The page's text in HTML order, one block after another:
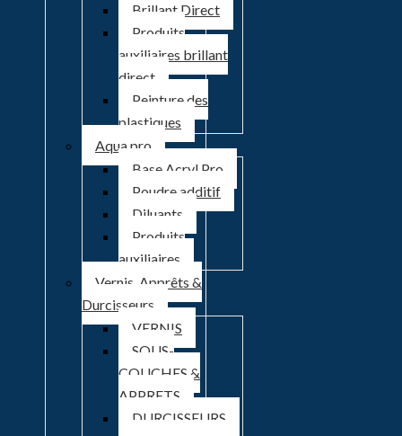
Brillant Direct
Produits
auxiliaires brillant
direct
Peinture des
plastiques
Aqua pro
Base Acryl Pro
Poudre additif
Diluants
Produits
auxiliaires
Vernis, Apprêts &
Durcisseurs
VERNIS
SOUS-
COUCHES &
APPRETS
DURCISSEURS